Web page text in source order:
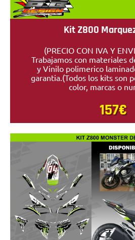
Kit Z800
(PRECIO CON IVA Y
Trabajamos con materiales
y Vinilo polimerico
garantia.(Todos los kits son
color, marcas o
157€